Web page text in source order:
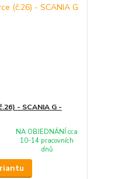
- SCANIA G -
NA OBJEDNÁNÍ cca
10-14 pracovních
dnů